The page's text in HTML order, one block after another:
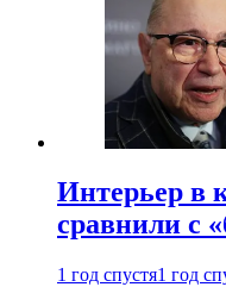
Интерьер в
сравнили с
1 год спустя1 год